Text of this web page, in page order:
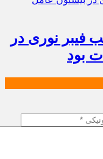
فیبر نوری در
بود